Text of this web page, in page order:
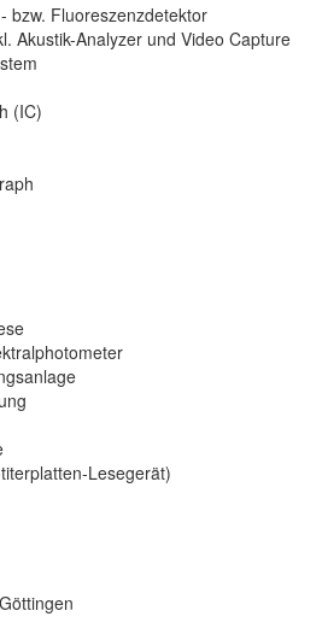
bzw. Fluoreszenzdetektor
Akustik-Analyzer und Video Capture
(IC)
Lesegerät)